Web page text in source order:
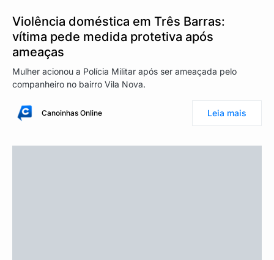
Violência doméstica em Três Barras:
vítima pede medida protetiva após
ameaças
Mulher acionou a Polícia Militar após ser ameaçada pelo
companheiro no bairro Vila Nova.
Canoinhas Online Leia mais